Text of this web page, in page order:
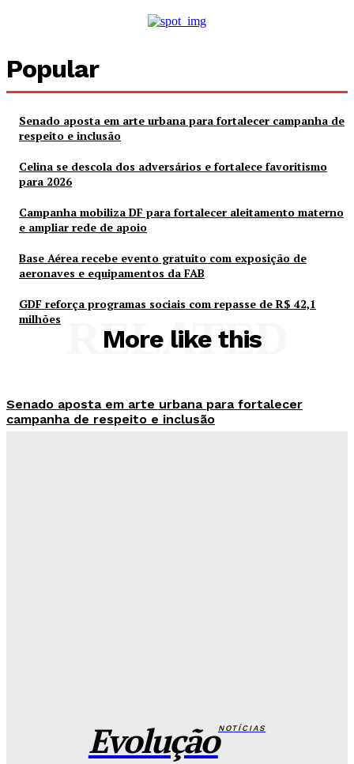
Popular
Senado aposta em arte urbana para fortalecer campanha de
respeito e inclusão
Celina se descola dos adversários e fortalece favoritismo
para 2026
Campanha mobiliza DF para fortalecer aleitamento materno
e ampliar rede de apoio
Base Aérea recebe evento gratuito com exposição de
aeronaves e equipamentos da FAB
GDF reforça programas sociais com repasse de R$ 42,1
milhões
More like this
RELATED
Senado aposta em arte urbana para fortalecer
campanha de respeito e inclusão
EvoluçãoNOTÍCIAS